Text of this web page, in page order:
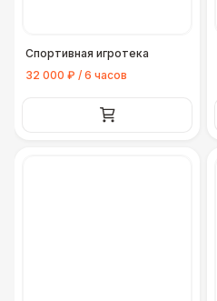
Спортивная игротека
32 000 ₽ / 6 часов